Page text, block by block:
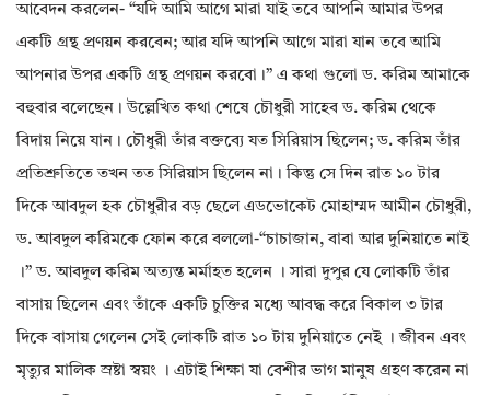
আবেদন করলেন- “যদি আমি আগে মারা যাই তবে আপনি আমার উপর
একটি গ্রন্থ প্রণয়ন করবেন; আর যদি আপনি আগে মারা যান তবে আমি
আপনার উপর একটি গ্রন্থ প্রণয়ন করবো।” এ কথা গুলো ড. করিম আমাকে
বহুবার বলেছেন। উল্লেখিত কথা শেষে চৌধুরী সাহেব ড. করিম থেকে
বিদায় নিয়ে যান। চৌধুরী তাঁর বক্তব্যে যত সিরিয়াস ছিলেন; ড. করিম তাঁর
প্রতিশ্রুতিতে তখন তত সিরিয়াস ছিলেন না। কিন্তু সে দিন রাত ১০ টার
দিকে আবদুল হক চৌধুরীর বড় ছেলে এডভোকেট মোহাম্মদ আমীন চৌধুরী,
ড. আবদুল করিমকে ফোন করে বললো-“চাচাজান, বাবা আর দুনিয়াতে নাই
।” ড. আবদুল করিম অত্যন্ত মর্মাহত হলেন । সারা দুপুর যে লোকটি তাঁর
বাসায় ছিলেন এবং তাঁকে একটি চুক্তির মধ্যে আবদ্ধ করে বিকাল ৩ টার
দিকে বাসায় গেলেন সেই লোকটি রাত ১০ টায় দুনিয়াতে নেই । জীবন এবং
মৃত্যুর মালিক স্রষ্টা স্বয়ং । এটাই শিক্ষা যা বেশীর ভাগ মানুষ গ্রহণ করেন না